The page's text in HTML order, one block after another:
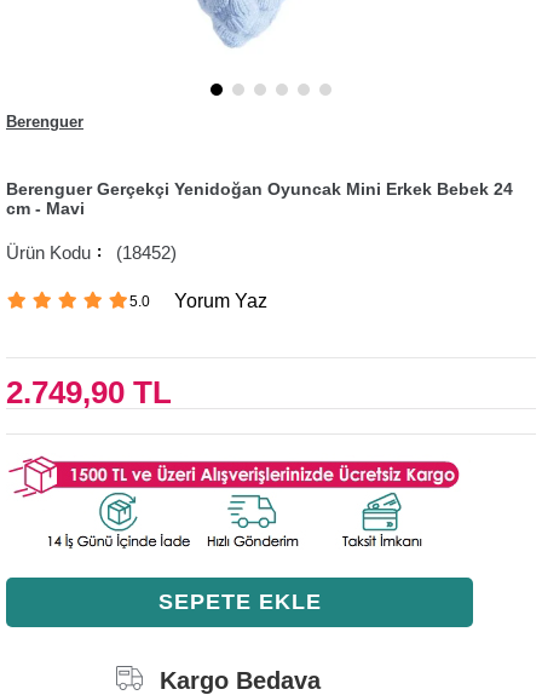
Berenguer
Berenguer Gerçekçi Yenidoğan Oyuncak Mini Erkek Bebek 24
cm - Mavi
(18452)
5.0 Yorum Yaz
2.749,90 TL
Kargo Bedava